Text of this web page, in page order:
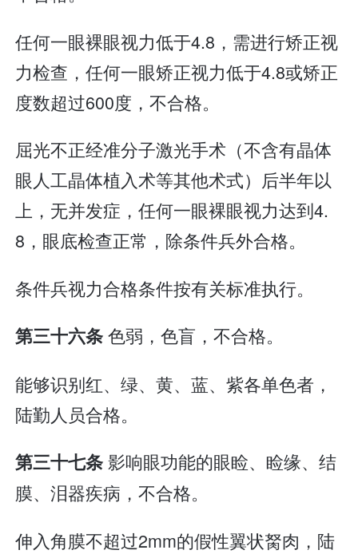
任何一眼裸眼视力低于4.8，需进行矫正视
力检查，任何一眼矫正视力低于4.8或矫正
度数超过600度，不合格。
屈光不正经准分子激光手术（不含有晶体
眼人工晶体植入术等其他术式）后半年以
上，无并发症，任何一眼裸眼视力达到4.
8，眼底检查正常，除条件兵外合格。
条件兵视力合格条件按有关标准执行。
第三十六条色弱，色盲，不合格。
能够识别红、绿、黄、蓝、紫各单色者，
陆勤人员合格。
第三十七条影响眼功能的眼睑、睑缘、结
膜、泪器疾病，不合格。
伸入角膜不超过2mm的假性翼状胬肉，陆